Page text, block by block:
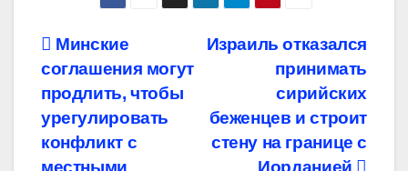
Навигация
по
записям
Израиль отказался
принимать
сирийских
беженцев и строит
стену на границе с
Минские
соглашения могут
продлить, чтобы
урегулировать
конфликт с